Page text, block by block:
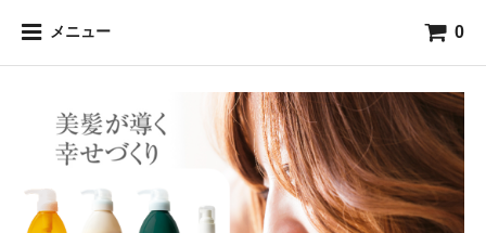
メニュー 0